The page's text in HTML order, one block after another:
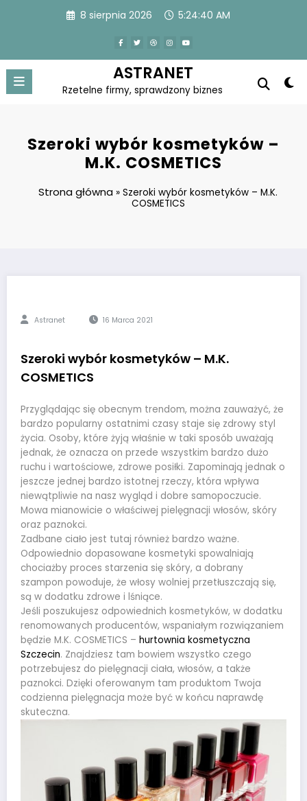
8 sierpnia 2026 5:24:41 AM
ASTRANET
Rzetelne firmy, sprawdzony biznes
Szeroki wybór kosmetyków –
M.K. COSMETICS
Strona główna »Szeroki wybór kosmetyków – M.K.
COSMETICS
Astranet 16 Marca 2021
Szeroki wybór kosmetyków – M.K.
COSMETICS
Przyglądając się obecnym trendom, można zauważyć, że
bardzo popularny ostatnimi czasy staje się zdrowy styl
życia. Osoby, które żyją właśnie w taki sposób uważają
jednak, że oznacza on przede wszystkim bardzo dużo
ruchu i wartościowe, zdrowe posiłki. Zapominają jednak o
jeszcze jednej bardzo istotnej rzeczy, która wpływa
niewątpliwie na nasz wygląd i dobre samopoczucie.
Mowa mianowicie o właściwej pielęgnacji włosów, skóry
oraz paznokci.
Zadbane ciało jest tutaj również bardzo ważne.
Odpowiednio dopasowane kosmetyki spowalniają
chociażby proces starzenia się skóry, a dobrany
szampon powoduje, że włosy wolniej przetłuszczają się,
są w dodatku zdrowe i lśniące.
Jeśli poszukujesz odpowiednich kosmetyków, w dodatku
renomowanych producentów, wspaniałym rozwiązaniem
będzie M.K. COSMETICS – hurtownia kosmetyczna
Szczecin. Znajdziesz tam bowiem wszystko czego
potrzebujesz do pielęgnacji ciała, włosów, a także
paznokci. Dzięki oferowanym tam produktom Twoja
codzienna pielęgnacja może być w końcu naprawdę
skuteczna.